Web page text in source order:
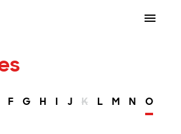
F G H I J K L M N O